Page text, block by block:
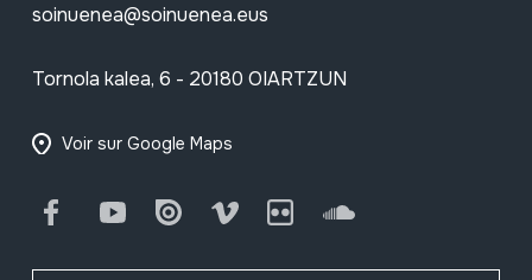
soinuenea@soinuenea.eus
Tornola kalea, 6 - 20180 OIARTZUN
Voir sur Google Maps
FacebookYoutube Issuu Vimeo Flickr SoundCloud